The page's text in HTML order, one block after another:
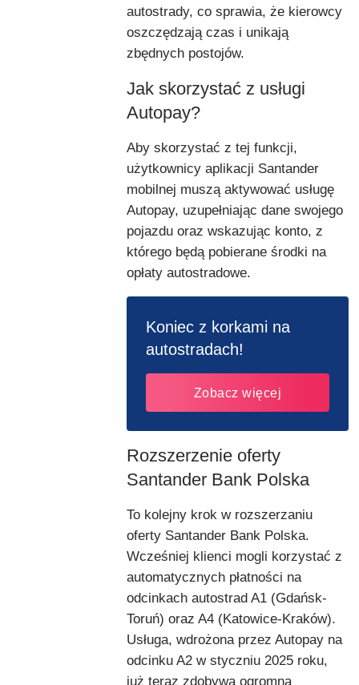
autostrady, co sprawia, że kierowcy
oszczędzają czas i unikają
zbędnych postojów.
Jak skorzystać z usługi
Autopay?
Aby skorzystać z tej funkcji,
użytkownicy aplikacji Santander
mobilnej muszą aktywować usługę
Autopay, uzupełniając dane swojego
pojazdu oraz wskazując konto, z
którego będą pobierane środki na
opłaty autostradowe.
Koniec z korkami na
autostradach!
Zobacz więcej
Rozszerzenie oferty
Santander Bank Polska
To kolejny krok w rozszerzaniu
oferty Santander Bank Polska.
Wcześniej klienci mogli korzystać z
automatycznych płatności na
odcinkach autostrad A1 (Gdańsk-
Toruń) oraz A4 (Katowice-Kraków).
Usługa, wdrożona przez Autopay na
odcinku A2 w styczniu 2025 roku,
już teraz zdobywa ogromną